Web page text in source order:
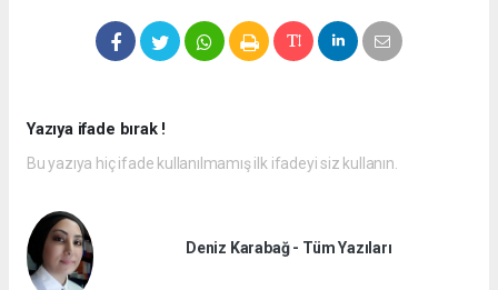
Yazıya ifade bırak !
Bu yazıya hiç ifade kullanılmamış ilk ifadeyi siz kullanın.
Deniz Karabağ - Tüm Yazıları